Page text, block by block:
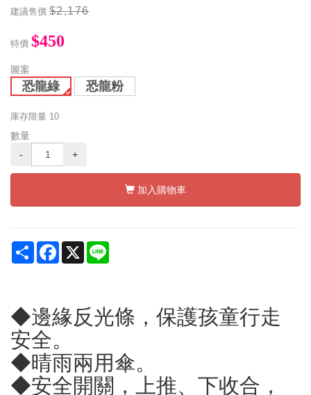
建議售價 $2,176
特價 $450
圖案
恐龍綠 恐龍粉
庫存限量 10
數量
-
+
加入購物車
Share Facebook
X
◆邊緣反光條，保護孩童行走
安全。
◆晴雨兩用傘。
◆安全開關，上推、下收合，